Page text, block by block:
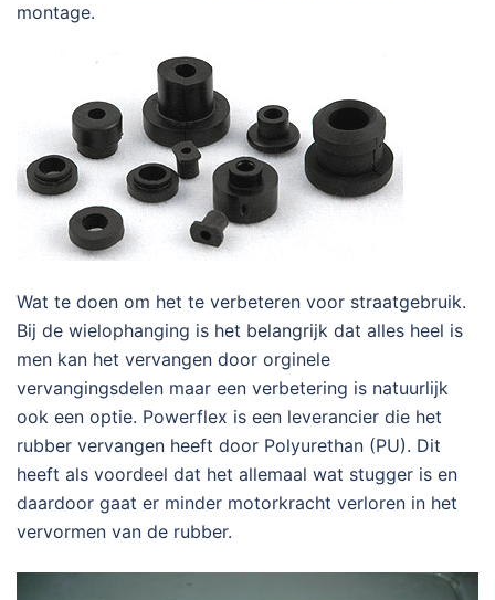
montage.
Wat te doen om het te verbeteren voor straatgebruik.
Bij de wielophanging is het belangrijk dat alles heel is
men kan het vervangen door orginele
vervangingsdelen maar een verbetering is natuurlijk
ook een optie. Powerflex is een leverancier die het
rubber vervangen heeft door Polyurethan (PU). Dit
heeft als voordeel dat het allemaal wat stugger is en
daardoor gaat er minder motorkracht verloren in het
vervormen van de rubber.